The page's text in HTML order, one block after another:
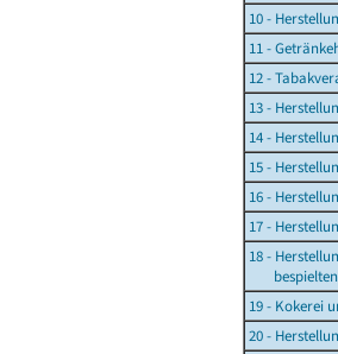
10 -
11 -
12 -
13 -
14 -
15 -
16 -
17 -
18 -
bespielten
19 - Kokerei
20 -